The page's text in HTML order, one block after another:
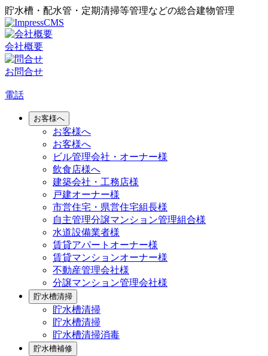
貯水槽・配水管・定期清掃等管理などの総合建物管理
会社概要
お問合せ
電話
お客様へ
お客様へ
お客様へ
ビル管理会社・オーナー様
飲食店様へ
建築会社・工務店様
戸建オーナー様
市営住宅・県営住宅組長様
自主管理分譲マンション管理組合様
水道設備業者様
賃貸アパートオーナー様
賃貸マンションオーナー様
不動産管理会社様
分譲マンション管理会社様
貯水槽清掃
貯水槽清掃
貯水槽清掃
貯水槽清掃消毒
貯水槽補修